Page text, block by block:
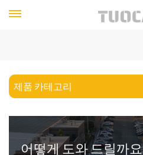
제품 카테고리
어떻게 도와 드릴까요